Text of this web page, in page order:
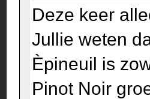
Deze keer
Jullie weten
Èpineuil is
Pinot Noir